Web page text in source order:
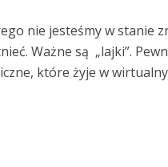
nie jesteśmy w stanie
Ważne są „lajki”.
które żyje w